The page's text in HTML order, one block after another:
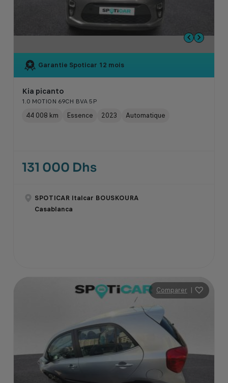
Garantie Spoticar 12 mois
Kia picanto
1.0 MOTION 69CH BVA 5P
44 008 km Essence 2023 Automatique
131 000 Dhs
SPOTICAR Italcar BOUSKOURA
Casablanca
Comparer |